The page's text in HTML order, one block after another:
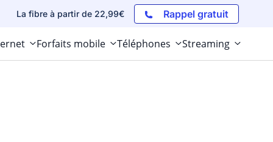
La fibre à partir de 22,99€ Rappel gratuit
Forfaits mobile Téléphones Streaming